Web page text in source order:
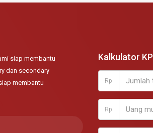
siap membantu
dan secondary
membantu
Kalkulator
Rp
Rp